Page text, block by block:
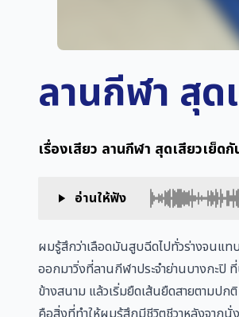
ลานกีฬา สุ
เรื่องเสียว ลานกีฬา สุดเสียวเย็
อ่านให้ฟัง
ผมรู้สึกว่าเลือดมันสูบฉีดไปทั่วร่างจนแ
ออกมาวิ่งที่ลานกีฬาประจำย่านบางกะปิ
ข้างสนาม แล้วเริ่มยืดเส้นยืดสายตามปก